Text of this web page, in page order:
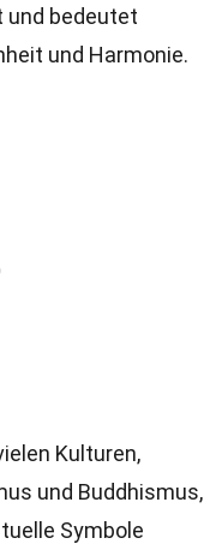
und bedeutet
und Harmonie.
Kulturen,
und Buddhismus,
Symbole